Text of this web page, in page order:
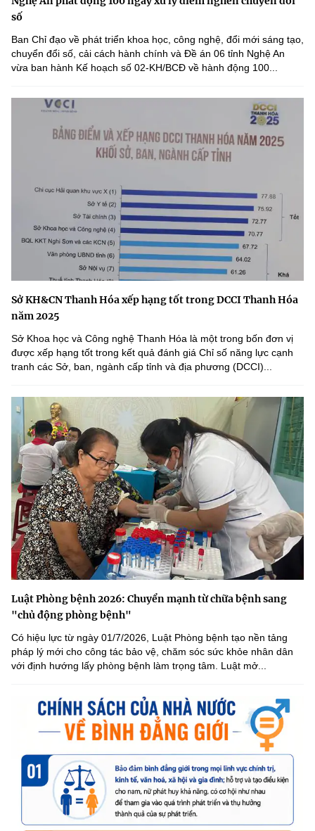
số
Ban Chỉ đạo về phát triển khoa học, công nghệ, đổi mới sáng tạo,
chuyển đổi số, cải cách hành chính và Đề án 06 tỉnh Nghệ An
vừa ban hành Kế hoạch số 02-KH/BCĐ về hành động 100...
Sở KH&CN Thanh Hóa xếp hạng tốt trong DCCI Thanh Hóa
năm 2025
Sở Khoa học và Công nghệ Thanh Hóa là một trong bốn đơn vị
được xếp hạng tốt trong kết quả đánh giá Chỉ số năng lực cạnh
tranh các Sở, ban, ngành cấp tỉnh và địa phương (DCCI)...
Luật Phòng bệnh 2026: Chuyển mạnh từ chữa bệnh sang
"chủ động phòng bệnh"
Có hiệu lực từ ngày 01/7/2026, Luật Phòng bệnh tạo nền tảng
pháp lý mới cho công tác bảo vệ, chăm sóc sức khỏe nhân dân
với định hướng lấy phòng bệnh làm trọng tâm. Luật mở...